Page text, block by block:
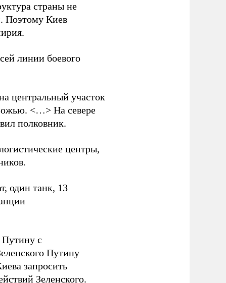
страны не
Поэтому Киев
линии боевого
центральный участок
<…> На севере
полковник.
центры,
один танк, 13
с
Путину
запросить
Зеленского.